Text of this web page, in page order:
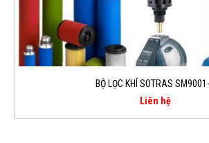
BỘ LỌC KHÍ SOTRAS
Liên hệ